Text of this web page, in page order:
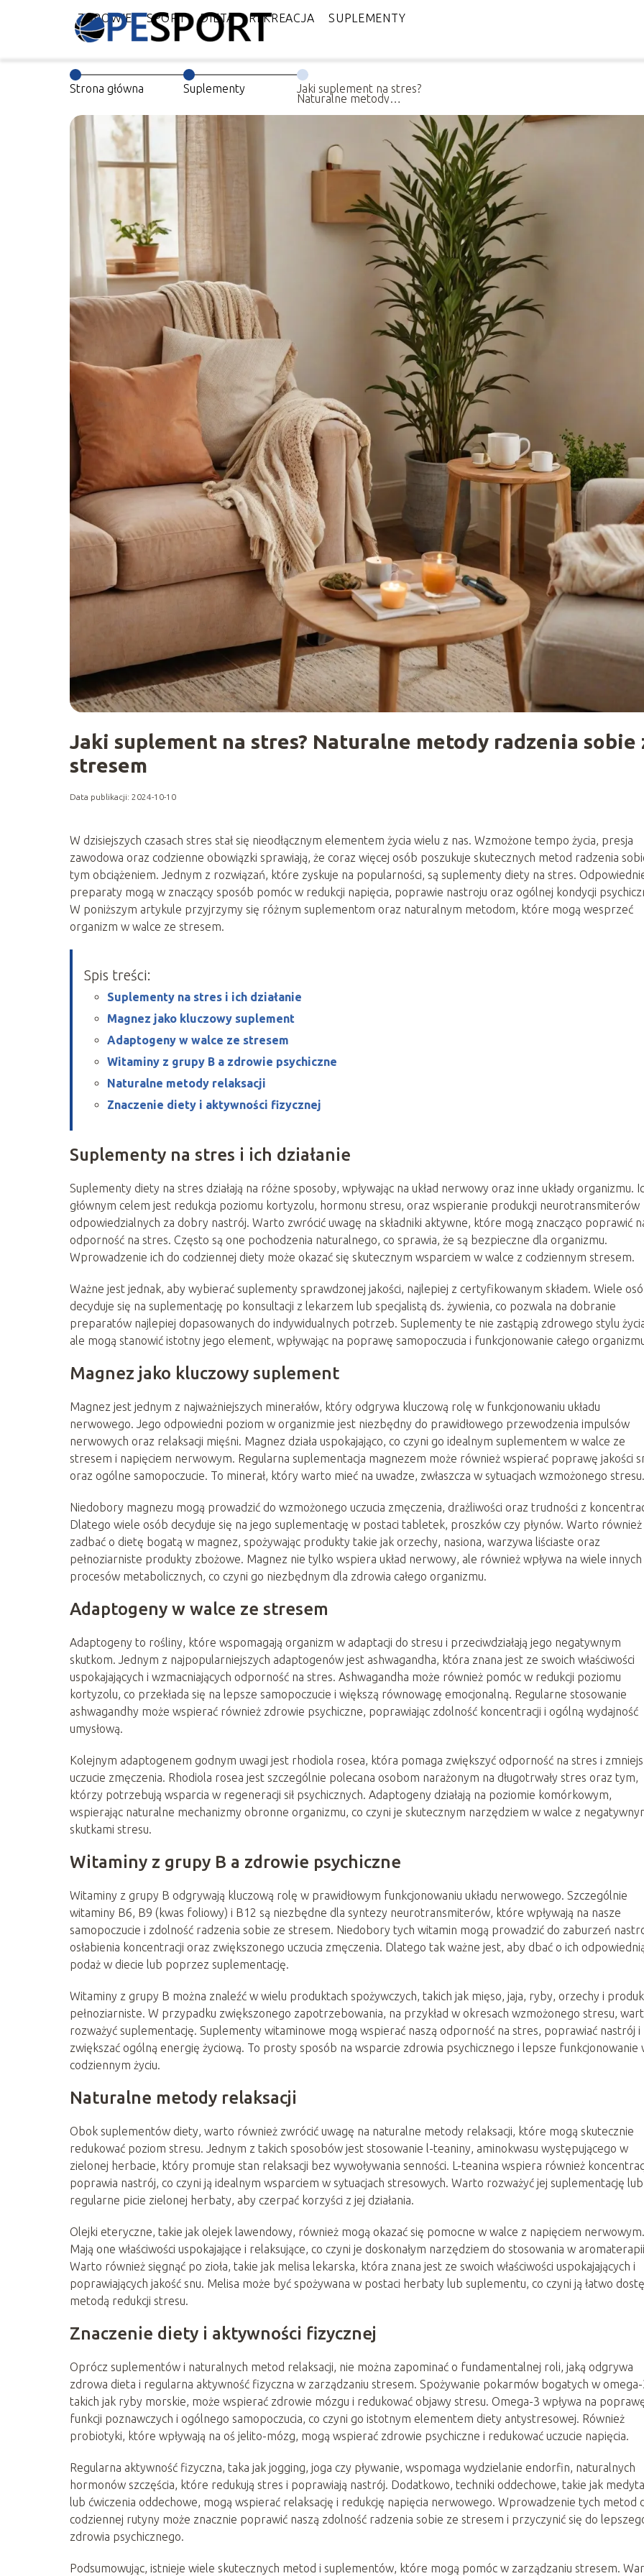
ZDROWIE SPORT DIETA REKREACJA SUPLEMENTY
Strona główna Suplementy Jaki suplement na stres?
Naturalne metody
Jaki suplement na stres? Naturalne metody radzenia sobie
stresem
Data publikacji: 2024-10-10
W dzisiejszych czasach stres stał się nieodłącznym elementem życia wielu z nas. Wzmożone tempo życia, presja
zawodowa oraz codzienne obowiązki sprawiają, że coraz więcej osób poszukuje skutecznych metod radzenia
tym obciążeniem. Jednym z rozwiązań, które zyskuje na popularności, są suplementy diety na stres.
preparaty mogą w znaczący sposób pomóc w redukcji napięcia, poprawie nastroju oraz ogólnej kondycji
W poniższym artykule przyjrzymy się różnym suplementom oraz naturalnym metodom, które mogą wesprzeć
organizm w walce ze stresem.
Spis treści:
Suplementy na stres i ich działanie
Magnez jako kluczowy suplement
Adaptogeny w walce ze stresem
Witaminy z grupy B a zdrowie psychiczne
Naturalne metody relaksacji
Znaczenie diety i aktywności fizycznej
Suplementy na stres i ich działanie
Suplementy diety na stres działają na różne sposoby, wpływając na układ nerwowy oraz inne układy organizmu.
głównym celem jest redukcja poziomu kortyzolu, hormonu stresu, oraz wspieranie produkcji neurotransmiterów
odpowiedzialnych za dobry nastrój. Warto zwrócić uwagę na składniki aktywne, które mogą znacząco poprawić
odporność na stres. Często są one pochodzenia naturalnego, co sprawia, że są bezpieczne dla organizmu.
Wprowadzenie ich do codziennej diety może okazać się skutecznym wsparciem w walce z codziennym stresem.
Ważne jest jednak, aby wybierać suplementy sprawdzonej jakości, najlepiej z certyfikowanym składem. Wiele
decyduje się na suplementację po konsultacji z lekarzem lub specjalistą ds. żywienia, co pozwala na dobranie
preparatów najlepiej dopasowanych do indywidualnych potrzeb. Suplementy te nie zastąpią zdrowego stylu
ale mogą stanowić istotny jego element, wpływając na poprawę samopoczucia i funkcjonowanie całego
Magnez jako kluczowy suplement
Magnez jest jednym z najważniejszych minerałów, który odgrywa kluczową rolę w funkcjonowaniu układu
nerwowego. Jego odpowiedni poziom w organizmie jest niezbędny do prawidłowego przewodzenia impulsów
nerwowych oraz relaksacji mięśni. Magnez działa uspokajająco, co czyni go idealnym suplementem w walce ze
stresem i napięciem nerwowym. Regularna suplementacja magnezem może również wspierać poprawę jakości
oraz ogólne samopoczucie. To minerał, który warto mieć na uwadze, zwłaszcza w sytuacjach wzmożonego stresu.
Niedobory magnezu mogą prowadzić do wzmożonego uczucia zmęczenia, drażliwości oraz trudności z
Dlatego wiele osób decyduje się na jego suplementację w postaci tabletek, proszków czy płynów. Warto również
zadbać o dietę bogatą w magnez, spożywając produkty takie jak orzechy, nasiona, warzywa liściaste oraz
pełnoziarniste produkty zbożowe. Magnez nie tylko wspiera układ nerwowy, ale również wpływa na wiele innych
procesów metabolicznych, co czyni go niezbędnym dla zdrowia całego organizmu.
Adaptogeny w walce ze stresem
Adaptogeny to rośliny, które wspomagają organizm w adaptacji do stresu i przeciwdziałają jego negatywnym
skutkom. Jednym z najpopularniejszych adaptogenów jest ashwagandha, która znana jest ze swoich właściwości
uspokajających i wzmacniających odporność na stres. Ashwagandha może również pomóc w redukcji poziomu
kortyzolu, co przekłada się na lepsze samopoczucie i większą równowagę emocjonalną. Regularne stosowanie
ashwagandhy może wspierać również zdrowie psychiczne, poprawiając zdolność koncentracji i ogólną wydajność
umysłową.
Kolejnym adaptogenem godnym uwagi jest rhodiola rosea, która pomaga zwiększyć odporność na stres i
uczucie zmęczenia. Rhodiola rosea jest szczególnie polecana osobom narażonym na długotrwały stres oraz tym,
którzy potrzebują wsparcia w regeneracji sił psychicznych. Adaptogeny działają na poziomie komórkowym,
wspierając naturalne mechanizmy obronne organizmu, co czyni je skutecznym narzędziem w walce z
skutkami stresu.
Witaminy z grupy B a zdrowie psychiczne
Witaminy z grupy B odgrywają kluczową rolę w prawidłowym funkcjonowaniu układu nerwowego. Szczególnie
witaminy B6, B9 (kwas foliowy) i B12 są niezbędne dla syntezy neurotransmiterów, które wpływają na nasze
samopoczucie i zdolność radzenia sobie ze stresem. Niedobory tych witamin mogą prowadzić do zaburzeń
osłabienia koncentracji oraz zwiększonego uczucia zmęczenia. Dlatego tak ważne jest, aby dbać o ich
podaż w diecie lub poprzez suplementację.
Witaminy z grupy B można znaleźć w wielu produktach spożywczych, takich jak mięso, jaja, ryby, orzechy i
pełnoziarniste. W przypadku zwiększonego zapotrzebowania, na przykład w okresach wzmożonego stresu,
rozważyć suplementację. Suplementy witaminowe mogą wspierać naszą odporność na stres, poprawiać nastrój i
zwiększać ogólną energię życiową. To prosty sposób na wsparcie zdrowia psychicznego i lepsze funkcjonowanie
codziennym życiu.
Naturalne metody relaksacji
Obok suplementów diety, warto również zwrócić uwagę na naturalne metody relaksacji, które mogą skutecznie
redukować poziom stresu. Jednym z takich sposobów jest stosowanie l-teaniny, aminokwasu występującego w
zielonej herbacie, który promuje stan relaksacji bez wywoływania senności. L-teanina wspiera również
poprawia nastrój, co czyni ją idealnym wsparciem w sytuacjach stresowych. Warto rozważyć jej suplementację lub
regularne picie zielonej herbaty, aby czerpać korzyści z jej działania.
Olejki eteryczne, takie jak olejek lawendowy, również mogą okazać się pomocne w walce z napięciem nerwowym.
Mają one właściwości uspokajające i relaksujące, co czyni je doskonałym narzędziem do stosowania w aromaterapii.
Warto również sięgnąć po zioła, takie jak melisa lekarska, która znana jest ze swoich właściwości uspokajających i
poprawiających jakość snu. Melisa może być spożywana w postaci herbaty lub suplementu, co czyni ją łatwo
metodą redukcji stresu.
Znaczenie diety i aktywności fizycznej
Oprócz suplementów i naturalnych metod relaksacji, nie można zapominać o fundamentalnej roli, jaką odgrywa
zdrowa dieta i regularna aktywność fizyczna w zarządzaniu stresem. Spożywanie pokarmów bogatych w omega-
takich jak ryby morskie, może wspierać zdrowie mózgu i redukować objawy stresu. Omega-3 wpływa na
funkcji poznawczych i ogólnego samopoczucia, co czyni go istotnym elementem diety antystresowej. Również
probiotyki, które wpływają na oś jelito-mózg, mogą wspierać zdrowie psychiczne i redukować uczucie napięcia.
Regularna aktywność fizyczna, taka jak jogging, joga czy pływanie, wspomaga wydzielanie endorfin, naturalnych
hormonów szczęścia, które redukują stres i poprawiają nastrój. Dodatkowo, techniki oddechowe, takie jak
lub ćwiczenia oddechowe, mogą wspierać relaksację i redukcję napięcia nerwowego. Wprowadzenie tych metod
codziennej rutyny może znacznie poprawić naszą zdolność radzenia sobie ze stresem i przyczynić się do
zdrowia psychicznego.
Podsumowując, istnieje wiele skutecznych metod i suplementów, które mogą pomóc w zarządzaniu stresem.